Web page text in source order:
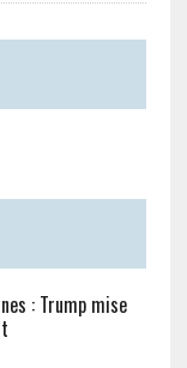
: Trump mise